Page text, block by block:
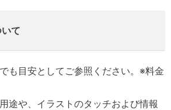
て
も目安としてご参照ください。※料金
途や、イラストのタッチおよび情報